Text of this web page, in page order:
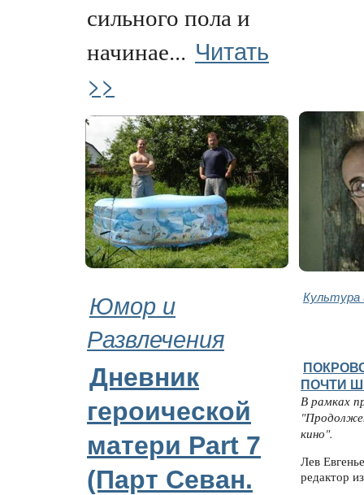
сильного пола и
начинае... Читать
>>
Юмор и
Развлечения
Культура
Дневник
героической
матери Part 7
(Парт Севан.
ПОЧТИ
В рамках
кино".
Лев
редактор